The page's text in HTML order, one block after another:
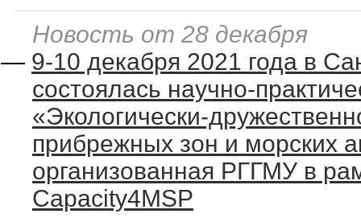
Новость от 28 декабря
— 9-10 декабря 2021 года в
состоялась научно-
«Экологически-
прибрежных зон и морских
организованная РГГМУ в
Capacity4MSP